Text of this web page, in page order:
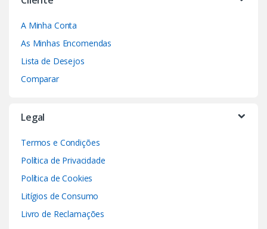
A Minha Conta
As Minhas Encomendas
Lista de Desejos
Comparar
Legal
Termos e Condições
Política de Privacidade
Política de Cookies
Litígios de Consumo
Livro de Reclamações